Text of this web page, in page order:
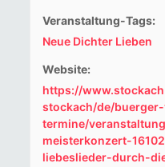
Veranstaltung-Tags:
Neue Dichter Lieben
Website:
https://
stockach/de/
termine/
meisterkonzert-
liebeslieder-durch-